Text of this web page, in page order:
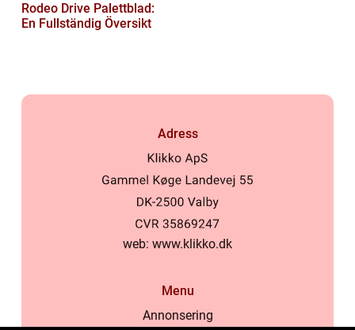
Rodeo Drive Palettblad:
En Fullständig Översikt
Adress
web: www.klikko.dk
Menu
Annonsering